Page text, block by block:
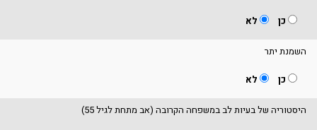
כן לא
השמנת יתר
כן לא
היסטוריה של בעיות לב במשפחה הקרובה (אב מתחת לגיל 55)